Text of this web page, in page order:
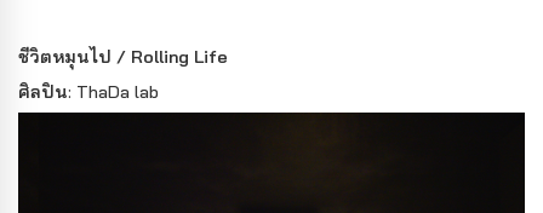
ชีวิตหมุนไป / Rolling Life
ศิลปิน: ThaDa lab